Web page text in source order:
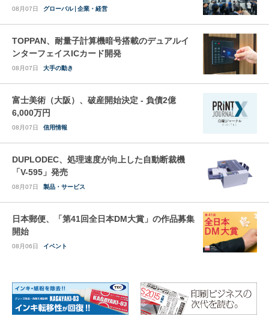
08月07日 グローバル 企業・経営
TOPPAN、耐量子計算機暗号搭載のデュアルイ
ンターフェイスICカード開発
08月07日 大手の動き
富士美術（大阪）、破産開始決定 - 負債2億
6,000万円
08月07日 信用情報
DUPLODEC、処理速度が向上した自動断裁機
「V-595」発売
08月07日 製品・サービス
日本郵便、「第41回全日本DM大賞」の作品募集
開始
08月06日 イベント